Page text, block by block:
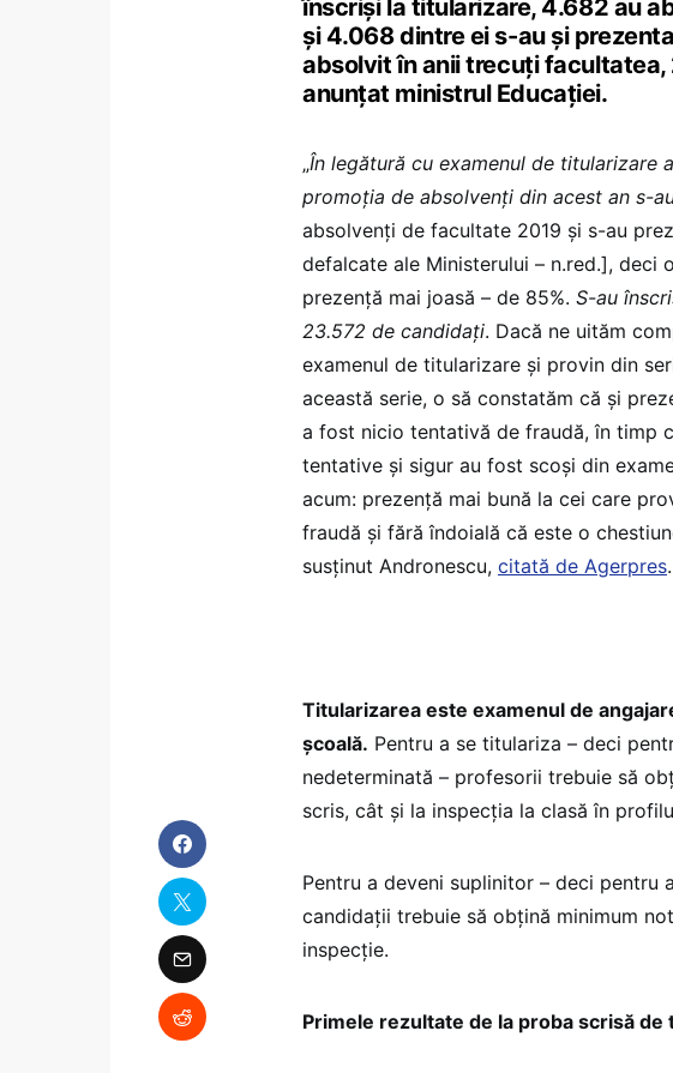
înscriși la titularizare, 4.682 au
și 4.068 dintre ei s-au și
absolvit în anii trecuți
anunțat ministrul Educației.
„În legătură cu examenul de titularizare
promoția de absolvenți din acest an s-
absolvenți de facultate 2019 și s-au
defalcate ale Ministerului – n.red.],
prezență mai joasă – de 85%. S-au
23.572 de candidați. Dacă ne uităm
examenul de titularizare şi provin din
această serie, o să constatăm că şi
a fost nicio tentativă de fraudă, în timp
tentative şi sigur au fost scoşi din
acum: prezență mai bună la cei care
fraudă şi fără îndoială că este o
susținut Andronescu, citată de Agerpres.
Titularizarea este examenul de
școală. Pentru a se titulariza – deci
nedeterminată – profesorii trebuie să
scris, cât și la inspecția la clasă în
Pentru a deveni suplinitor – deci pentru
candidații trebuie să obțină minimum
inspecție.
Primele rezultate de la proba scrisă